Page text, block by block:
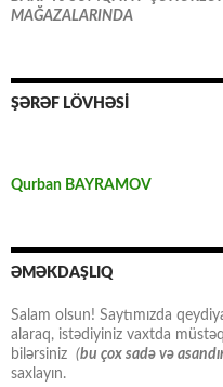
MAĞAZALARINDA
ŞƏRƏF LÖVHƏSİ
Qurban BAYRAMOV
ƏMƏKDAŞLIQ
Salam olsun! Saytımızda
alaraq, istədiyiniz vaxtda
bilərsiniz (bu çox sadə və
saxlayın.